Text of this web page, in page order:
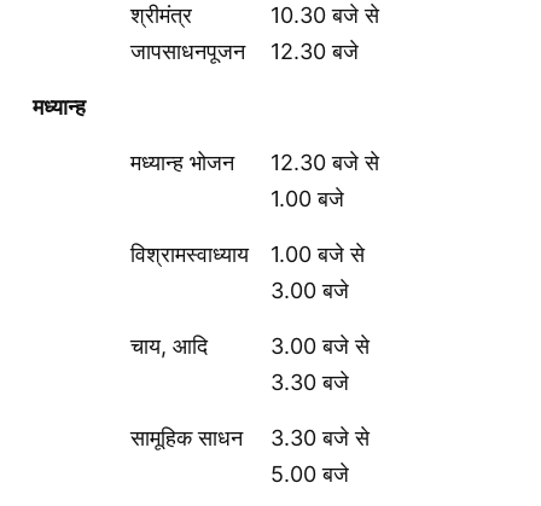
श्रीमंत्र
जापसाधनपूजन
10.30 बजे से
12.30 बजे
मध्यान्ह
मध्यान्ह भोजन
12.30 बजे से
1.00 बजे
विश्रामस्वाध्याय
1.00 बजे से
3.00 बजे
चाय, आदि
3.00 बजे से
3.30 बजे
सामूहिक साधन
3.30 बजे से
5.00 बजे